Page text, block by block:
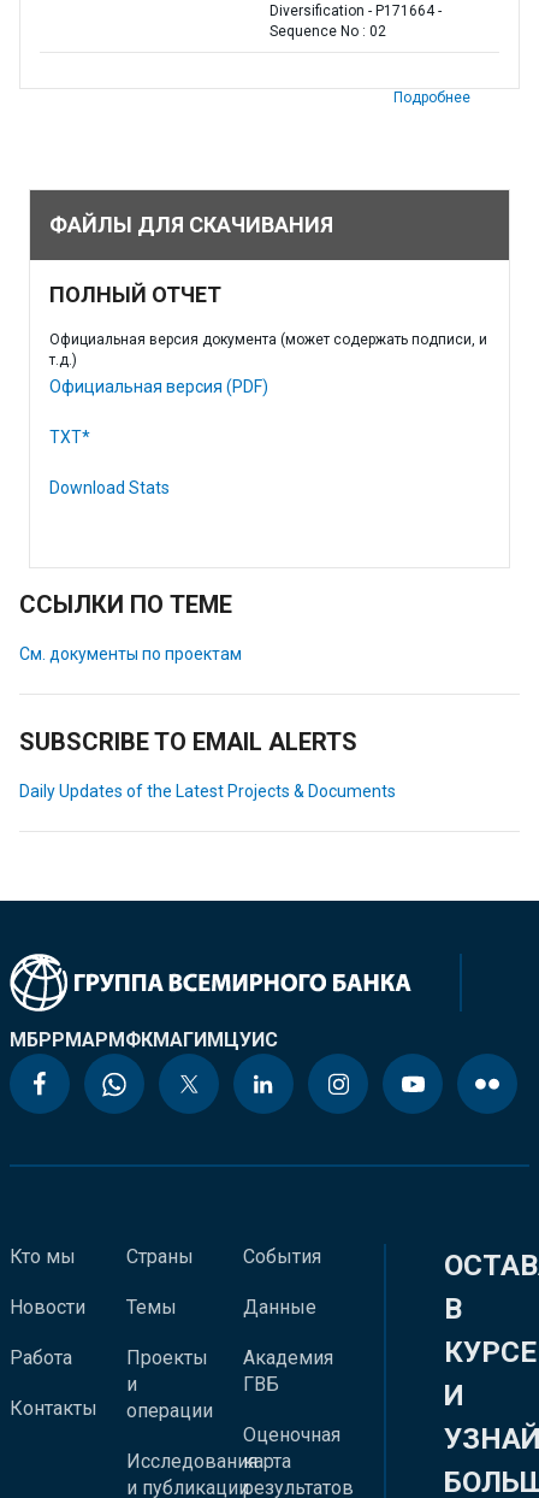
Diversification - P171664 -
Sequence No : 02
Подробнее
ФАЙЛЫ ДЛЯ СКАЧИВАНИЯ
ПОЛНЫЙ ОТЧЕТ
Официальная версия документа (может содержать подписи, и
т.д.)
Официальная версия (PDF)
TXT*
Download Stats
ССЫЛКИ ПО ТЕМЕ
См. документы по проектам
SUBSCRIBE TO EMAIL ALERTS
Daily Updates of the Latest Projects & Documents
МБРРМАРМФКМАГИМЦУИС
Кто мы
Новости
Работа
Контакты
Страны
Темы
Проекты
и
операции
Исследования
и публикации
События
Данные
Академия
ГВБ
Оценочная
карта
результатов
В
КУРСЕ
И